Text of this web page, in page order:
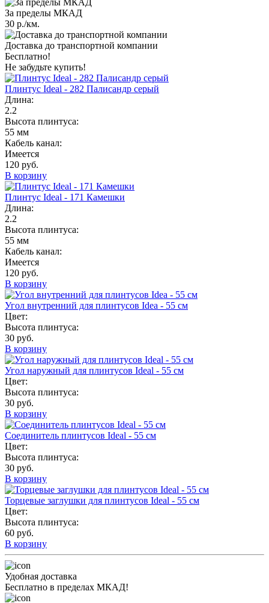
За пределы МКАД
30 р./км.
Доставка до транспортной компании
Бесплатно!
Не забудьте купить!
Плинтус Ideal - 282 Палисандр серый
Длина:
2.2
Высота плинтуса:
55 мм
Кабель канал:
Имеется
120 руб.
В корзину
Плинтус Ideal - 171 Камешки
Длина:
2.2
Высота плинтуса:
55 мм
Кабель канал:
Имеется
120 руб.
В корзину
Угол внутренний для плинтусов Idea - 55 см
Цвет:
Высота плинтуса:
30 руб.
В корзину
Угол наружный для плинтусов Ideal - 55 см
Цвет:
Высота плинтуса:
30 руб.
В корзину
Соединитель плинтусов Ideal - 55 см
Цвет:
Высота плинтуса:
30 руб.
В корзину
Торцевые заглушки для плинтусов Ideal - 55 см
Цвет:
Высота плинтуса:
60 руб.
В корзину
Удобная доставка
Бесплатно в пределах МКАД!